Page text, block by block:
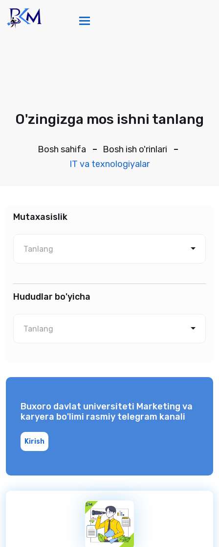
Toggle navigation
O'zingizga mos ishni tanlang
Bosh sahifa
Bosh ish o'rinlari
IT va texnologiyalar
Mutaxasislik
Tanlang
Hududlar bo'yicha
Tanlang
Buxoro davlat universiteti Marketing va
karyera bo'limi rasmiy telegram kanali
Kirish